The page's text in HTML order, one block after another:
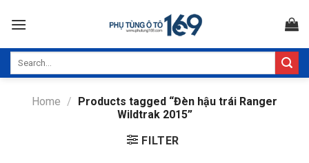
Home / Products tagged “Đèn hậu trái Ranger
Wildtrak 2015”
FILTER